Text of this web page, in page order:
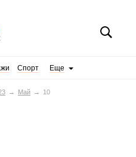
Спорт Еще
Май 10